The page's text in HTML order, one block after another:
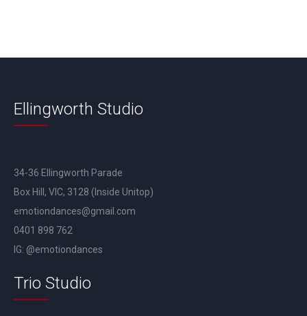
Ellingworth Studio
34-36 Ellingworth Parade
Box Hill, VIC, 3128 (Inside Unitop)
emotiondances@gmail.com
0401 898 762
IG: @emotiondances
Trio Studio